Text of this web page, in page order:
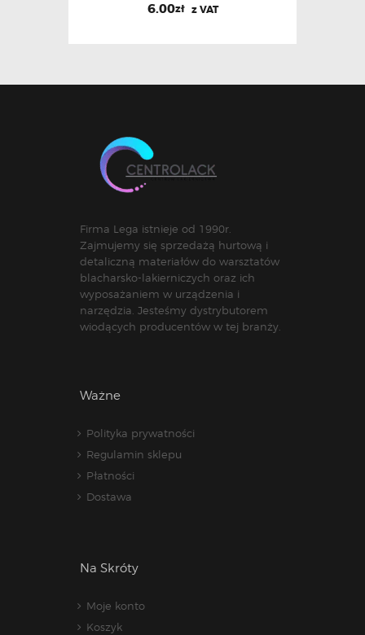
6.00zł z VAT
Firma Lega istnieje od 1990r.
Zajmujemy się sprzedażą hurtową i
detaliczną materiałów do warsztatów
blacharsko-lakierniczych oraz ich
wyposażaniem w urządzenia i
narzędzia. Jesteśmy dystrybutorem
wiodących producentów w tej branży.
Ważne
Polityka prywatności
Regulamin sklepu
Płatności
Dostawa
Na Skróty
Moje konto
Koszyk